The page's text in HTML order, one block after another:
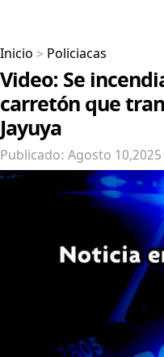
Inicio > Policiacas
Video: Se
carretón que
Jayuya
Publicado: Agosto